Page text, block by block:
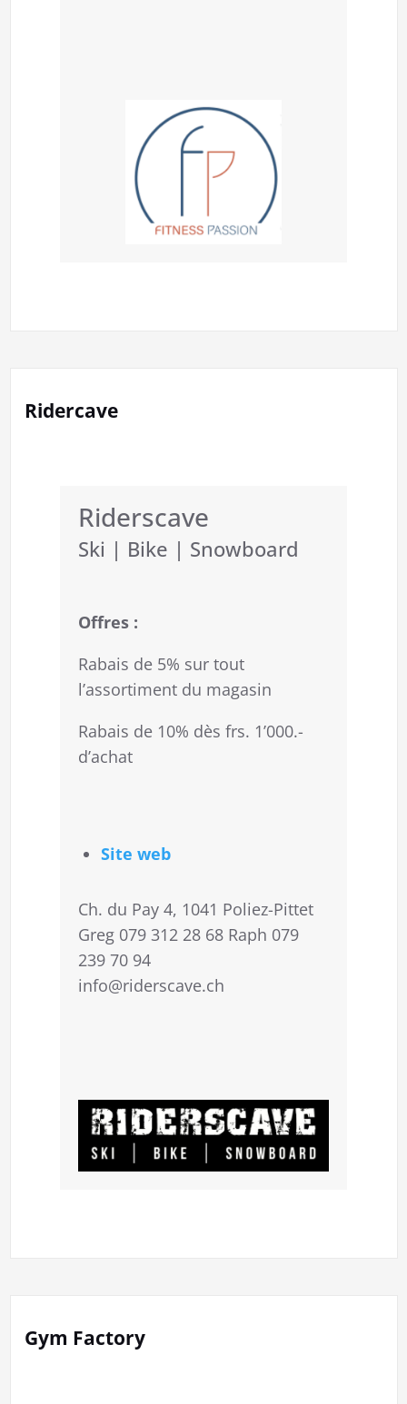
Ridercave
Riderscave
Ski | Bike | Snowboard
Offres :
Rabais de 5% sur tout
l’assortiment du magasin
Rabais de 10% dès frs. 1’000.-
d’achat
Site web
Ch. du Pay 4, 1041 Poliez-Pittet
Greg 079 312 28 68 Raph 079
239 70 94
info@riderscave.ch
Gym Factory